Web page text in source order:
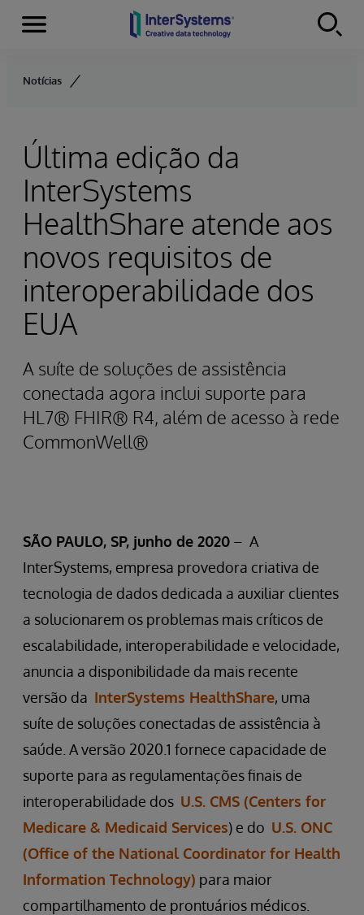
Skip to content
Menu
Notícias
Última edição da
InterSystems
HealthShare atende aos
novos requisitos de
interoperabilidade dos
EUA
A suíte de soluções de assistência
conectada agora inclui suporte para
HL7® FHIR® R4, além de acesso à rede
CommonWell®
SÃO PAULO, SP, junho de 2020 – A
InterSystems, empresa provedora criativa de
tecnologia de dados dedicada a auxiliar clientes
a solucionarem os problemas mais críticos de
escalabilidade, interoperabilidade e velocidade,
anuncia a disponibilidade da mais recente
versão da InterSystems HealthShare, uma
suíte de soluções conectadas de assistência à
saúde. A versão 2020.1 fornece capacidade de
suporte para as regulamentações finais de
interoperabilidade dos U.S. CMS (Centers for
Medicare & Medicaid Services) e do U.S. ONC
(Office of the National Coordinator for Health
Information Technology) para maior
compartilhamento de prontuários médicos.